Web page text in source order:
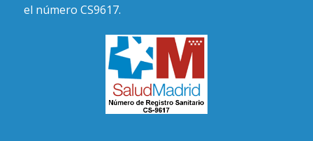
el número CS9617.